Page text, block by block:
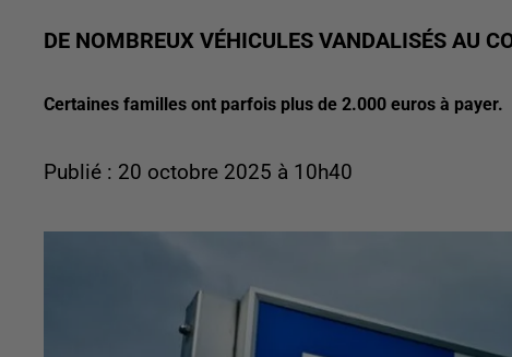
DE NOMBREUX VÉHICULES VANDALISÉS AU
Certaines familles ont parfois plus de 2.000 euros à payer.
Publié : 20 octobre 2025 à 10h40